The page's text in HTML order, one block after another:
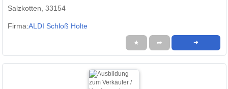
Salzkotten, 33154
Firma:ALDI Schloß Holte
★ ➦ ➜